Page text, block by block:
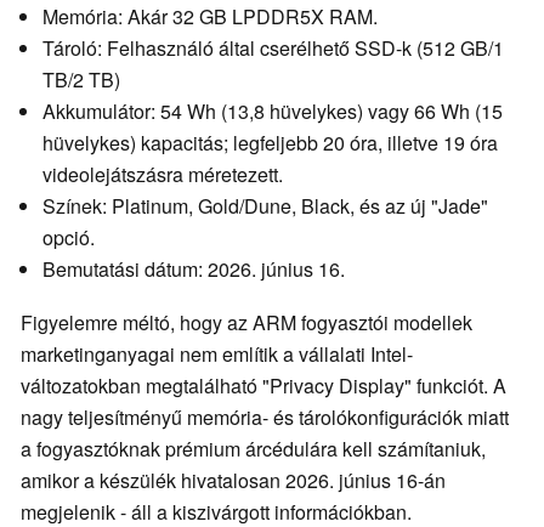
Memória: Akár 32 GB LPDDR5X RAM.
Tároló: Felhasználó által cserélhető SSD-k (512 GB/1
TB/2 TB)
Akkumulátor: 54 Wh (13,8 hüvelykes) vagy 66 Wh (15
hüvelykes) kapacitás; legfeljebb 20 óra, illetve 19 óra
videolejátszásra méretezett.
Színek: Platinum, Gold/Dune, Black, és az új "Jade"
opció.
Bemutatási dátum: 2026. június 16.
Figyelemre méltó, hogy az ARM fogyasztói modellek
marketinganyagai nem említik a vállalati Intel-
változatokban megtalálható "Privacy Display" funkciót. A
nagy teljesítményű memória- és tárolókonfigurációk miatt
a fogyasztóknak prémium árcédulára kell számítaniuk,
amikor a készülék hivatalosan 2026. június 16-án
megjelenik - áll a kiszivárgott információkban.